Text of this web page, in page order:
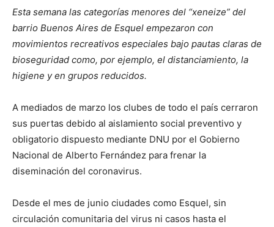
Esta semana las categorías menores del “xeneize” del
barrio Buenos Aires de Esquel empezaron con
movimientos recreativos especiales bajo pautas claras de
bioseguridad como, por ejemplo, el distanciamiento, la
higiene y en grupos reducidos.
A mediados de marzo los clubes de todo el país cerraron
sus puertas debido al aislamiento social preventivo y
obligatorio dispuesto mediante DNU por el Gobierno
Nacional de Alberto Fernández para frenar la
diseminación del coronavirus.
Desde el mes de junio ciudades como Esquel, sin
circulación comunitaria del virus ni casos hasta el